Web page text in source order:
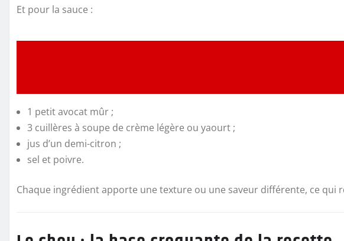
Et pour la sauce :
1 petit avocat mûr ;
3 cuillères à soupe de crème légère ou yaourt ;
jus d’un demi-citron ;
sel et poivre.
Chaque ingrédient apporte une texture ou une saveur différente, ce qui